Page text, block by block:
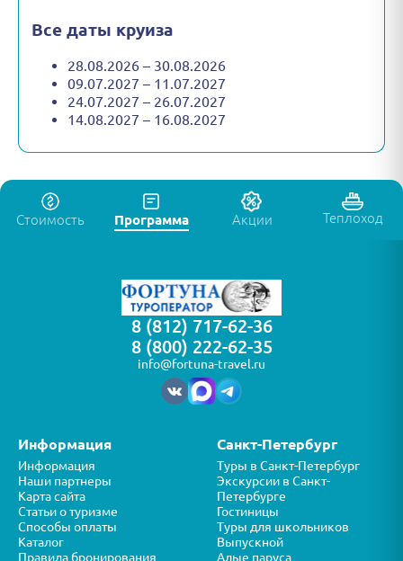
Все даты круиза
28.08.2026 – 30.08.2026
09.07.2027 – 11.07.2027
24.07.2027 – 26.07.2027
14.08.2027 – 16.08.2027
Стоимость Программа Акции Теплоход
8 (812) 717-62-36
8 (800) 222-62-35
info@fortuna-travel.ru
Информация
Информация
Наши партнеры
Карта сайта
Статьи о туризме
Способы оплаты
Каталог
Правила бронирования
Санкт-Петербург
Туры в Санкт-Петербург
Экскурсии в Санкт-
Петербурге
Гостиницы
Туры для школьников
Выпускной
Алые паруса